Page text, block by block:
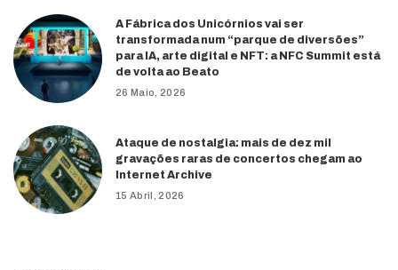
A Fábrica dos Unicórnios vai ser
transformada num “parque de diversões”
para IA, arte digital e NFT: a NFC Summit está
de volta ao Beato
26 Maio, 2026
Ataque de nostalgia: mais de dez mil
gravações raras de concertos chegam ao
Internet Archive
15 Abril, 2026